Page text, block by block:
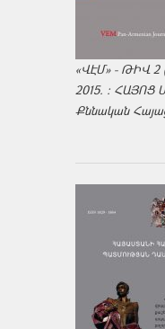
«ՎԷՄ» - ԹԻՎ 2
2015. : ՀԱՅՈՑ
Քննական